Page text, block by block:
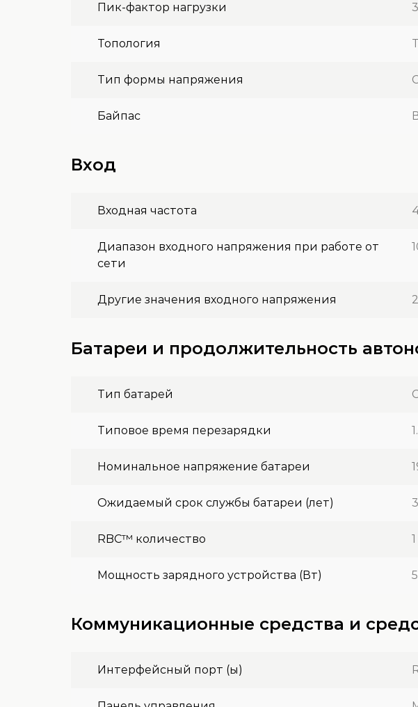
Пик-фактор нагрузки
Топология
Тип формы напряжения
Байпас
Вход
Входная частота
Диапазон входного напряжения при работе от
сети
Другие значения входного напряжения
Батареи и продолжительность
Тип батарей
Типовое время перезарядки
Номинальное напряжение батареи
Ожидаемый срок службы батареи (лет)
RBC™ количество 1
Мощность зарядного устройства (Вт)
Коммуникационные средства и
Интерфейсный порт (ы)